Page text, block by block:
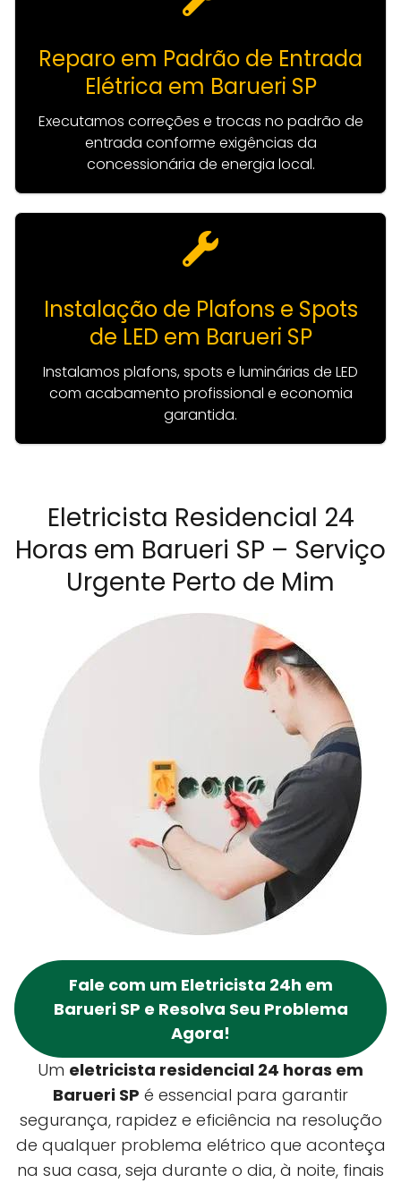
Reparo em Padrão de Entrada
Elétrica em Barueri SP
Executamos correções e trocas no padrão de
entrada conforme exigências da
concessionária de energia local.
Instalação de Plafons e Spots
de LED em Barueri SP
Instalamos plafons, spots e luminárias de LED
com acabamento profissional e economia
garantida.
Eletricista Residencial 24
Horas em Barueri SP – Serviço
Urgente Perto de Mim
Fale com um Eletricista 24h em
Barueri SP e Resolva Seu Problema
Agora!
Um eletricista residencial 24 horas em
Barueri SP é essencial para garantir
segurança, rapidez e eficiência na resolução
de qualquer problema elétrico que aconteça
na sua casa, seja durante o dia, à noite, finais